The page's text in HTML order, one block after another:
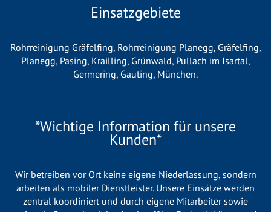
Einsatzgebiete
Rohrreinigung Gräfelfing, Rohrreinigung Planegg, Gräfelfing,
Planegg, Pasing, Krailling, Grünwald, Pullach im Isartal,
Germering, Gauting, München.
*Wichtige Information für unsere
Kunden*
Wir betreiben vor Ort keine eigene Niederlassung, sondern
arbeiten als mobiler Dienstleister. Unsere Einsätze werden
zentral koordiniert und durch eigene Mitarbeiter sowie